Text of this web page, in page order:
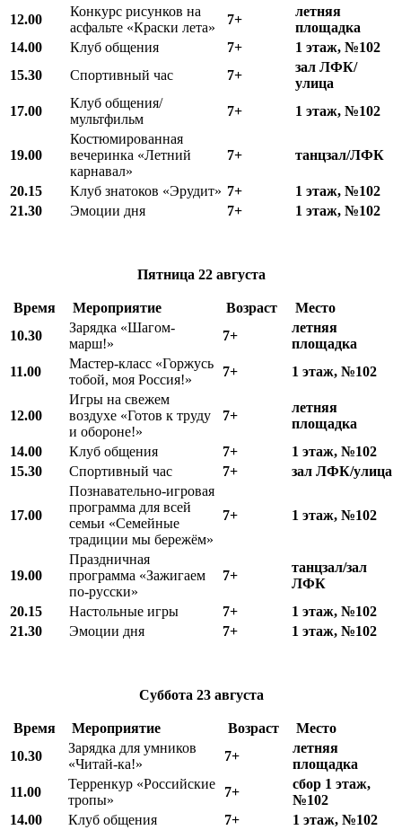
12.00
Конкурс рисунков на
асфальте «Краски лета»
7+
летняя
площадка
14.00
Клуб общения 7+
1 этаж, №102
15.30
Спортивный час 7+
зал ЛФК/
улица
17.00
Клуб общения/
мультфильм
7+ 1 этаж, №102
19.00
Костюмированная
вечеринка «Летний
карнавал»
7+ танцзал/ЛФК
20.15 Клуб знатоков «Эрудит» 7+
1 этаж, №102
21.30
Эмоции дня 7+ 1 этаж, №102
Пятница 22 августа
Время Мероприятие Возраст
Место
10.30
Зарядка «Шагом-
марш!»
7+
летняя
площадка
11.00
Мастер-класс «Горжусь
тобой, моя Россия!»
7+ 1 этаж, №102
12.00
Игры на свежем
воздухе «Готов к труду
и обороне!»
7+
летняя
площадка
14.00
Клуб общения 7+
1 этаж, №102
15.30
Спортивный час 7+ зал ЛФК/улица
17.00
Познавательно-игровая
программа для всей
семьи «Семейные
традиции мы бережём»
7+ 1 этаж, №102
19.00
Праздничная
программа «Зажигаем
по-русски»
7+
танцзал/зал
ЛФК
20.15
Настольные игры 7+
1 этаж, №102
21.30
Эмоции дня 7+ 1 этаж, №102
Суббота 23 августа
Время Мероприятие Возраст
Место
10.30
Зарядка для умников
«Читай-ка!»
7+
летняя
площадка
11.00
Терренкур «Российские
тропы»
7+
сбор 1 этаж,
№102
14.00
Клуб общения 7+
1 этаж, №102